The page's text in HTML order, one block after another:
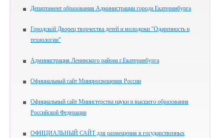
Департамент образования Администрации города Екатеринбурга
Городской Дворец творчества детей и молодежи "Одаренность и
технологии"
Администрация Ленинского района г.Екатеринбурга
Официальный сайт Минпросвещения России
Официальный сайт Министерства науки и высшего образования
Российской Федерации
ОФИЦИАЛЬНЫЙ САЙТ для размещения в государственных